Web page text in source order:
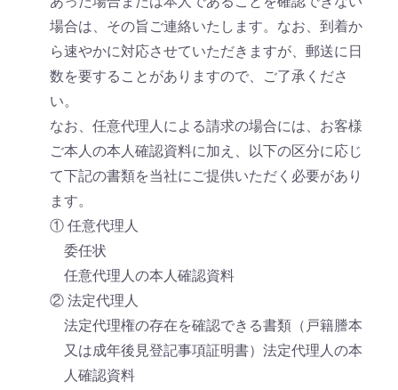
場合は、その旨ご連絡いたします。なお、到着か
ら速やかに対応させていただきますが、郵送に日
数を要することがありますので、ご了承くださ
い。
なお、任意代理人による請求の場合には、お客様
ご本人の本人確認資料に加え、以下の区分に応じ
て下記の書類を当社にご提供いただく必要があり
ます。
① 任意代理人
委任状
任意代理人の本人確認資料
② 法定代理人
法定代理権の存在を確認できる書類（戸籍謄本
又は成年後見登記事項証明書）法定代理人の本
人確認資料